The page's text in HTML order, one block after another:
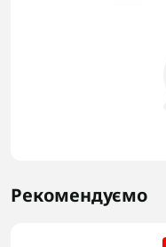
Рекомендуємо